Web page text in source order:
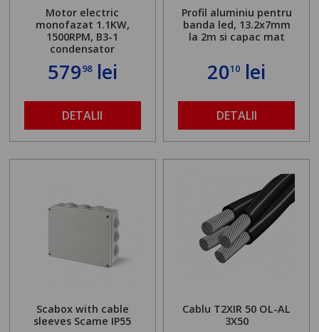
Motor electric
monofazat 1.1KW,
1500RPM, B3-1
condensator
57998lei
DETALII
Profil aluminiu pentru
banda led, 13.2x7mm
la 2m si capac mat
2010 lei
DETALII
Scabox with cable
sleeves Scame IP55
Cablu T2XIR 50 OL-AL
3X50